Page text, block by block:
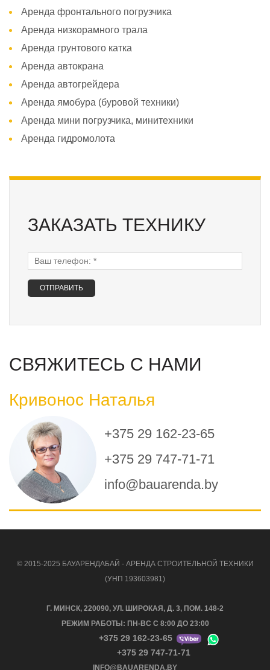
Аренда фронтального погрузчика
Аренда низкорамного трала
Аренда грунтового катка
Аренда автокрана
Аренда автогрейдера
Аренда ямобура (буровой техники)
Аренда мини погрузчика, минитехники
Аренда гидромолота
ЗАКАЗАТЬ ТЕХНИКУ
Ваш телефон:
СВЯЖИТЕСЬ С НАМИ
Кривонос Наталья
+375 29 162-23-65
+375 29 747-71-71
info@bauarenda.by
© 2015-2025 БАУАРЕНДАБАЙ - АРЕНДА СТРОИТЕЛЬНОЙ ТЕХНИКИ
(УНП 193603981)
Г. МИНСК, 220090, УЛ. ШИРОКАЯ, Д. 3, ПОМ. 148-2
РЕЖИМ РАБОТЫ: ПН-ВС С 8:00 ДО 23:00
+375 29 162-23-65
+375 29 747-71-71
INFO@BAUARENDA.BY